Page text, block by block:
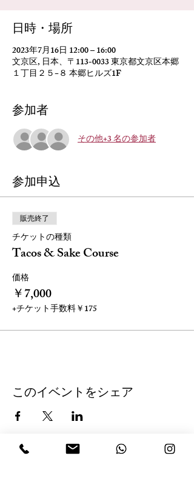
日時・場所
2023年7月16日 12:00 – 16:00
文京区, 日本、〒113-0033 東京都文京区本郷
１丁目２５−８ 本郷ヒルズ1F
参加者
その他+3 名の参加者
参加申込
販売終了
チケットの種類
Tacos & Sake Course
価格
￥7,000
+チケット手数料￥175
このイベントをシェア